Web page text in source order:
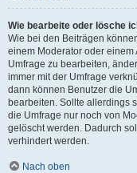
Wie bearbeite oder lösche
Wie bei den Beiträgen
einem Moderator oder
Umfrage zu bearbeiten,
immer mit der Umfrage
dann können Benutzer die
bearbeiten. Sollte allerdings
die Umfrage nur noch von
gelöscht werden. Dadurch
verhindert werden.
Nach oben